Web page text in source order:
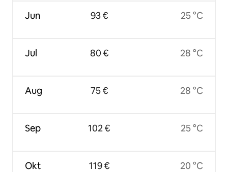
Jun
Jul
Aug
Sep
Okt
93 €
80 €
75 €
102 €
119 €
25 °C
28 °C
28 °C
25 °C
20 °C